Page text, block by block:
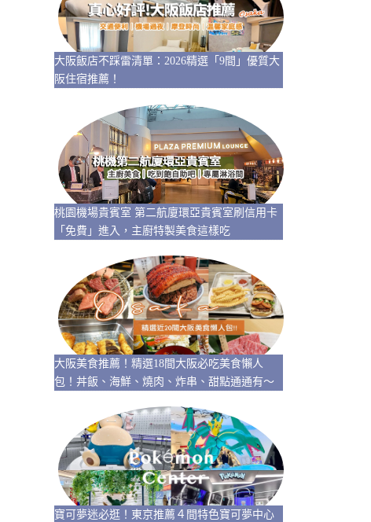
大阪飯店不踩雷清單：2026精選「9間」優質大
阪住宿推薦！
桃園機場貴賓室 第二航廈環亞貴賓室刷信用卡
「免費」進入，主廚特製美食這樣吃
大阪美食推薦！精選18間大阪必吃美食懶人
包！丼飯、海鮮、燒肉、炸串、甜點通通有～
寶可夢迷必逛！東京推薦４間特色寶可夢中心